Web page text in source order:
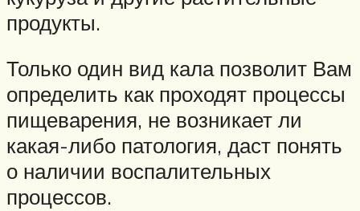
продукты.
Только один вид кала позволит Вам
определить как проходят процессы
пищеварения, не возникает ли
какая-либо патология, даст понять
о наличии воспалительных
процессов.